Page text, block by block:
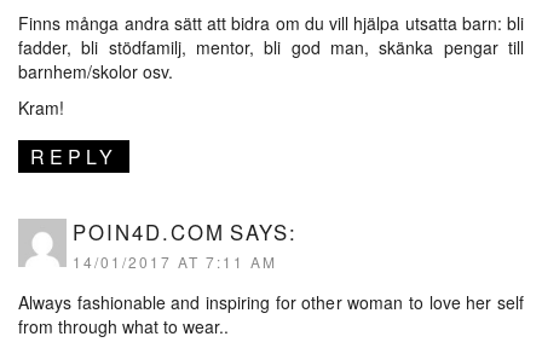
Finns många andra sätt att bidra om du vill hjälpa utsatta barn: bli
fadder, bli stödfamilj, mentor, bli god man, skänka pengar till
barnhem/skolor osv.
Kram!
REPLY
POIN4D.COM SAYS:
14/01/2017 AT 7:11 AM
Always fashionable and inspiring for other woman to love her self
from through what to wear..